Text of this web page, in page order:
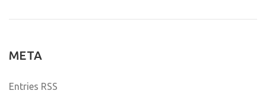
META
Entries RSS